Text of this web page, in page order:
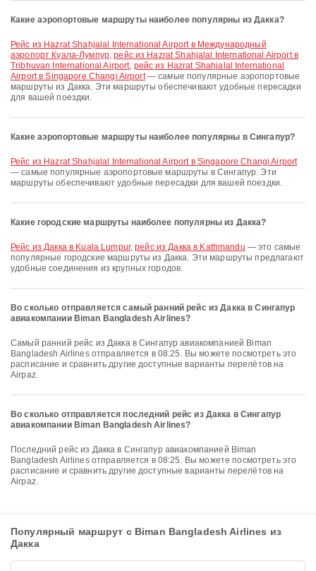
Какие аэропортовые маршруты наиболее популярны из Дакка?
рейс из Hazrat Shahjalal International Airport в Международный
аэропорт Куала-Лумпур,рейс из Hazrat Shahjalal International Airport в
Tribhuvan International Airport, рейс из Hazrat Shahjalal International
Airport в Singapore Changi Airport— самые популярные аэропортовые
маршруты из Дакка. Эти маршруты обеспечивают удобные пересадки
для вашей поездки.
Какие аэропортовые маршруты наиболее популярны в Сингапур?
рейс из Hazrat Shahjalal International Airport в Singapore Changi Airport
— самые популярные аэропортовые маршруты в Сингапур. Эти
маршруты обеспечивают удобные пересадки для вашей поездки.
Какие городские маршруты наиболее популярны из Дакка?
рейс из Дакка в Kuala Lumpur,рейс из Дакка в Kathmandu — это самые
популярные городские маршруты из Дакка. Эти маршруты предлагают
удобные соединения из крупных городов.
Во сколько отправляется самый ранний рейс из Дакка в Сингапур
авиакомпании Biman Bangladesh Airlines?
Самый ранний рейс из Дакка в Сингапур авиакомпанией Biman
Bangladesh Airlines отправляется в 08:25. Вы можете посмотреть это
расписание и сравнить другие доступные варианты перелётов на
Airpaz.
Во сколько отправляется последний рейс из Дакка в Сингапур
авиакомпании Biman Bangladesh Airlines?
Последний рейс из Дакка в Сингапур авиакомпанией Biman
Bangladesh Airlines отправляется в 08:25. Вы можете посмотреть это
расписание и сравнить другие доступные варианты перелётов на
Airpaz.
Популярный маршрут с Biman Bangladesh Airlines из
Дакка